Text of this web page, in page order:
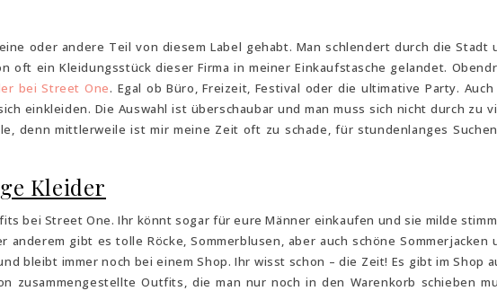
oder andere Teil von diesem Label gehabt. Man schlendert durch die Stadt
oft ein Kleidungsstück dieser Firma in meiner Einkaufstasche gelandet.
bei Street One. Egal ob Büro, Freizeit, Festival oder die ultimative Party.
einkleiden. Die Auswahl ist überschaubar und man muss sich nicht durch zu
denn mittlerweile ist mir meine Zeit oft zu schade, für stundenlanges
Kleider
bei Street One. Ihr könnt sogar für eure Männer einkaufen und sie milde
gibt es tolle Röcke, Sommerblusen, aber auch schöne Sommerjacken
bleibt immer noch bei einem Shop. Ihr wisst schon – die Zeit! Es gibt im Shop
zusammengestellte Outfits, die man nur noch in den Warenkorb schieben